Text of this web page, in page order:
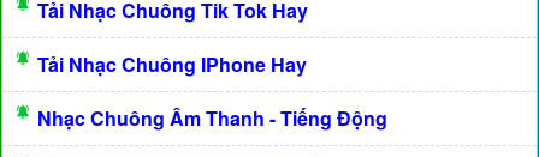
Tải Nhạc Chuông Tik Tok Hay
Tải Nhạc Chuông IPhone Hay
Nhạc Chuông Âm Thanh - Tiếng Động